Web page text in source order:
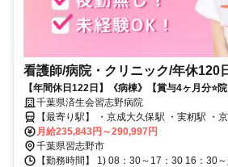
看護師/病院・クリニック/年休120
【年間休日122日】《病棟》【賞与4ヶ月分⭐
保駅より徒歩圏内⭐】働きやすさ抜群❗️地域の中
千葉県済生会習志野病院
【最寄り駅】 ・京成大久保駅 ・実籾駅 ・
月給235,843円～290,997円
千葉県習志野市
【勤務時間】 1) 08：30～17：30 16：30